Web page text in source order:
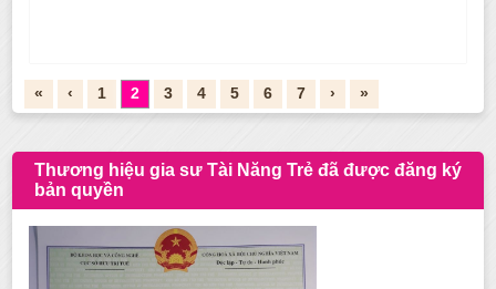
« ‹ 1 2 3 4 5 6 7 › »
Thương hiệu gia sư Tài Năng Trẻ đã được đăng ký
bản quyền